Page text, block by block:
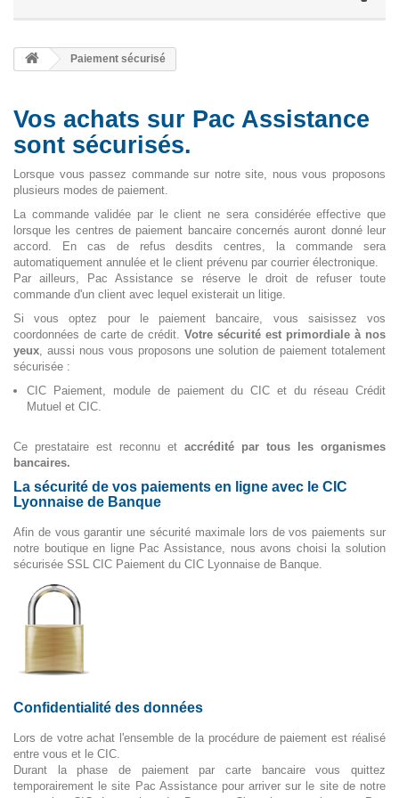
Paiement sécurisé
Vos achats sur Pac Assistance
sont sécurisés.
Lorsque vous passez commande sur notre site, nous vous proposons
plusieurs modes de paiement.
La commande validée par le client ne sera considérée effective que
lorsque les centres de paiement bancaire concernés auront donné leur
accord. En cas de refus desdits centres, la commande sera
automatiquement annulée et le client prévenu par courrier électronique.
Par ailleurs, Pac Assistance se réserve le droit de refuser toute
commande d'un client avec lequel existerait un litige.
Si vous optez pour le paiement bancaire, vous saisissez vos
coordonnées de carte de crédit. Votre sécurité est primordiale à nos
yeux, aussi nous vous proposons une solution de paiement totalement
sécurisée :
CIC Paiement, module de paiement du CIC et du réseau Crédit
Mutuel et CIC.
Ce prestataire est reconnu et accrédité par tous les organismes
bancaires.
La sécurité de vos paiements en ligne avec le CIC
Lyonnaise de Banque
Afin de vous garantir une sécurité maximale lors de vos paiements sur
notre boutique en ligne Pac Assistance, nous avons choisi la solution
sécurisée SSL CIC Paiement du CIC Lyonnaise de Banque.
Confidentialité des données
Lors de votre achat l'ensemble de la procédure de paiement est réalisé
entre vous et le CIC.
Durant la phase de paiement par carte bancaire vous quittez
temporairement le site Pac Assistance pour arriver sur le site de notre